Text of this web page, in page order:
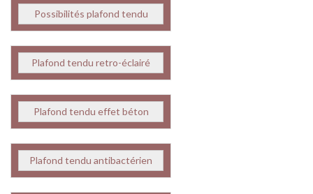
Possibilités plafond tendu
Plafond tendu retro-éclairé
Plafond tendu effet béton
Plafond tendu antibactérien